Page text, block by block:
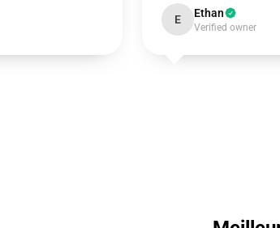
E Ethan
Verified owner